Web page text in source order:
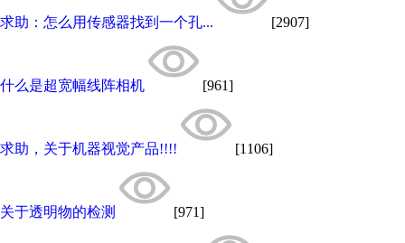
求助：怎么用传感器找到一个孔... [2907]
什么是超宽幅线阵相机 [961]
求助，关于机器视觉产品!!!! [1106]
关于透明物的检测 [971]